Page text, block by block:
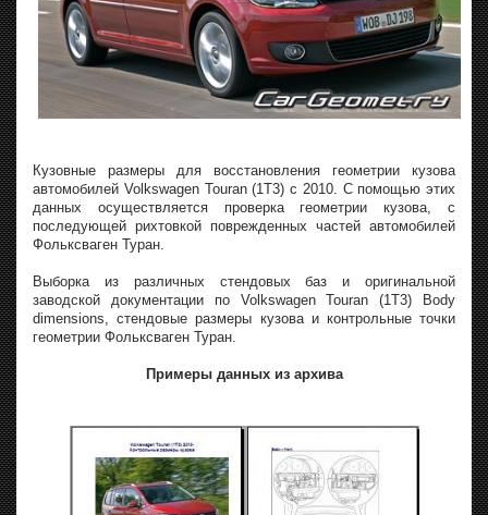
Кузовные размеры для восстановления геометрии кузова
автомобилей Volkswagen Touran (1T3) с 2010. С помощью этих
данных осуществляется проверка геометрии кузова, с
последующей рихтовкой поврежденных частей автомобилей
Фольксваген Туран.
Выборка из различных стендовых баз и оригинальной
заводской документации по Volkswagen Touran (1T3) Body
dimensions, стендовые размеры кузова и контрольные точки
геометрии Фольксваген Туран.
Примеры данных из архива